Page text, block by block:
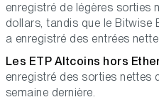
enregistré de légères sorties
dollars, tandis que le Bitwise
a enregistré des entrées
Les ETP Altcoins hors
enregistré des sorties nettes
semaine dernière.